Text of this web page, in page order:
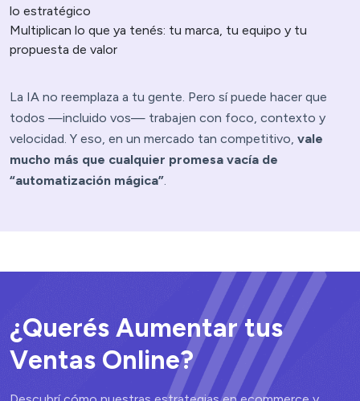
lo estratégico
Multiplican lo que ya tenés: tu marca, tu equipo y tu
propuesta de valor
La IA no reemplaza a tu gente. Pero sí puede hacer que
todos —incluido vos— trabajen con foco, contexto y
velocidad. Y eso, en un mercado tan competitivo, vale
mucho más que cualquier promesa vacía de
“automatización mágica”.
¿Querés Aumentar tus
Ventas Online?